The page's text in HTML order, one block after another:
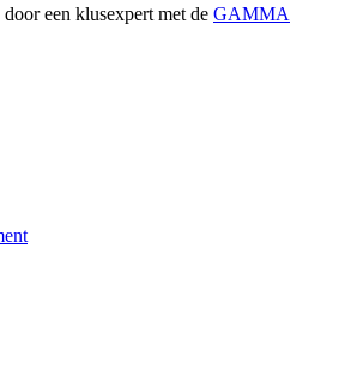
een klusexpert met de GAMMA